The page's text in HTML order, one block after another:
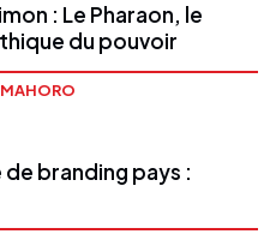
: Le Pharaon, le
du pouvoir
branding pays :